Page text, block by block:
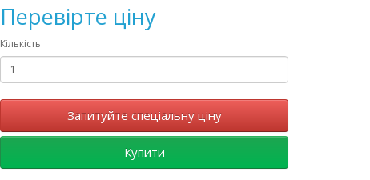
Перевірте ціну
Кількість
Запитуйте спеціальну ціну
Купити